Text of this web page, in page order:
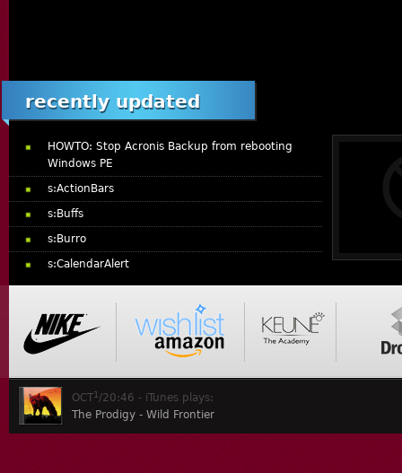
recently updated
HOWTO: Stop Acronis Backup from rebooting
Windows PE
s:ActionBars
s:Buffs
s:Burro
s:CalendarAlert
OCT1/20:46 - iTunes plays:
The Prodigy - Wild Frontier